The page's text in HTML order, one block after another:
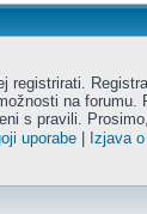
registrirati.
na forumu.
s pravili.
uporabe
Izjava